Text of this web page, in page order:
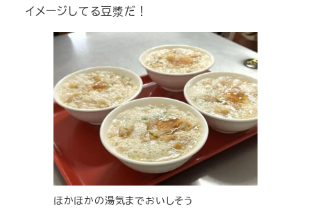
イメージしてる豆漿だ！
ほかほかの湯気までおいしそう